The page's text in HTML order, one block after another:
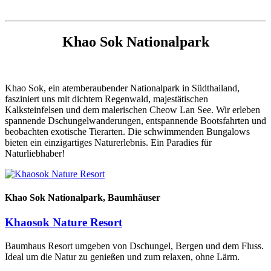
Khao Sok Nationalpark
Khao Sok, ein atemberaubender Nationalpark in Südthailand,
fasziniert uns mit dichtem Regenwald, majestätischen
Kalksteinfelsen und dem malerischen Cheow Lan See. Wir erleben
spannende Dschungelwanderungen, entspannende Bootsfahrten und
beobachten exotische Tierarten. Die schwimmenden Bungalows
bieten ein einzigartiges Naturerlebnis. Ein Paradies für
Naturliebhaber!
Khao Sok Nationalpark, Baumhäuser
Khaosok Nature Resort
Baumhaus Resort umgeben von Dschungel, Bergen und dem Fluss.
Ideal um die Natur zu genießen und zum relaxen, ohne Lärm.